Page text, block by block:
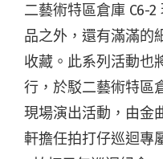
二藝術特區倉庫 C6-
品之外，還有滿滿的
收藏。此系列活動也
行，於駁二藝術特區
現場演出活動，由金
軒擔任拍打仔巡迴專